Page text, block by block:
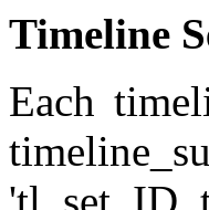
Timeline
Each